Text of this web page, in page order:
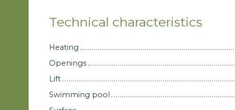
Technical characteristics
Heating
Openings
Lift
Swimming pool